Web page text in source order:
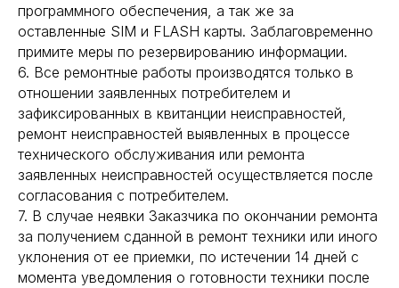
программного обеспечения, а так же за
оставленные SIM и FLASH карты. Заблаговременно
примите меры по резервированию информации.
6. Все ремонтные работы производятся только в
отношении заявленных потребителем и
зафиксированных в квитанции неисправностей,
ремонт неисправностей выявленных в процессе
технического обслуживания или ремонта
заявленных неисправностей осуществляется после
согласования с потребителем.
7. В случае неявки Заказчика по окончании ремонта
за получением сданной в ремонт техники или иного
уклонения от ее приемки, по истечении 14 дней с
момента уведомления о готовности техники после